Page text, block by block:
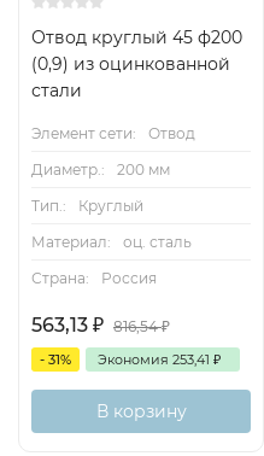
Отвод круглый 45 ф200
(0,9) из оцинкованной
стали
Элемент сети:
Отвод
Диаметр.:
200 мм
Тип.:
Круглый
Материал:
оц. сталь
Страна:
Россия
563,13 ₽ 816,54₽
- 31% Экономия 253,41 ₽
В корзину